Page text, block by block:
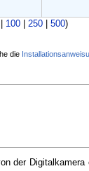
100| 250| 500)
die
der